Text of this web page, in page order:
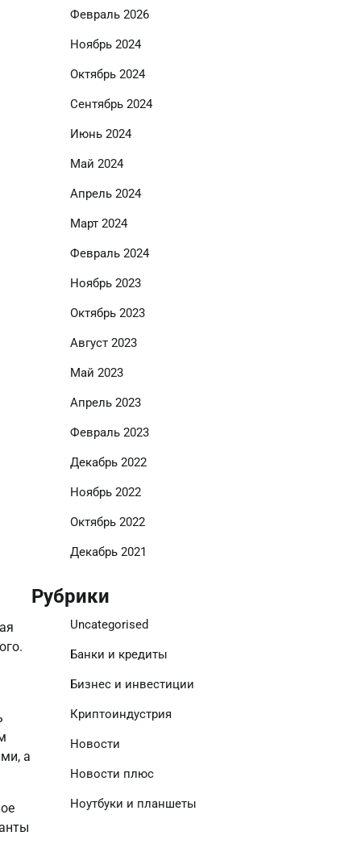
а
Февраль 2026
Ноябрь 2024
Октябрь 2024
Сентябрь 2024
Июнь 2024
Май 2024
Апрель 2024
Март 2024
Февраль 2024
Ноябрь 2023
Октябрь 2023
Август 2023
Май 2023
Апрель 2023
Февраль 2023
Декабрь 2022
Ноябрь 2022
Октябрь 2022
Декабрь 2021
Рубрики
Uncategorised
Банки и кредиты
Бизнес и инвестиции
Криптоиндустрия
Новости
Новости плюс
Ноутбуки и планшеты